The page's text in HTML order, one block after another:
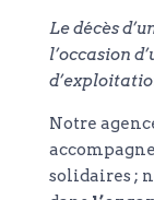
Le décès
l’occasion
Notre
solidaires ;